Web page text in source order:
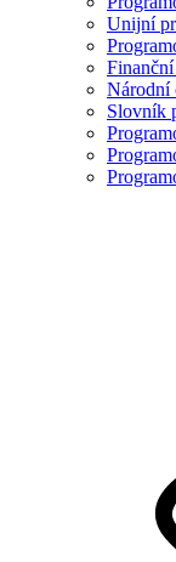
Unijní
Národní
Slovník